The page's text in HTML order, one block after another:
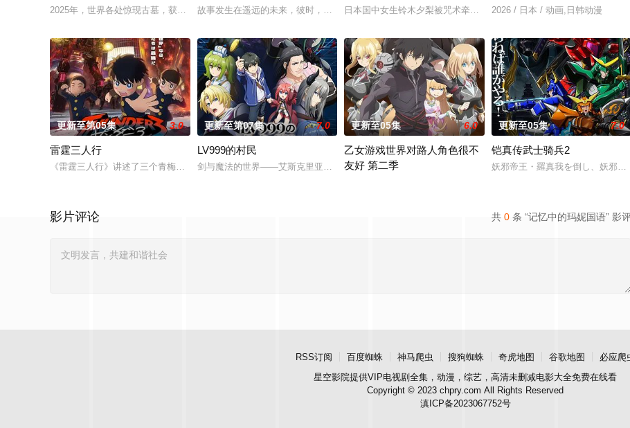
2025年，世界各处惊现古墓，获得墓中“宝物”之人便能获得先人的异能，全世界为获得宝物而疯狂。无往不利盗墓者徐浩钧，在一次任务中落入陷
故事发生在遥远的未来，彼时，大陆板块的活动令海水渐渐淹没了日本的大部分国土，人们不得不在海上建
日本国中女生铃木夕梨被咒术牵引至纪元前的赫梯帝国，并长期遭受
2026 / 日本 / 动画,日韩动漫
更新至第05集 3.0
雷霆三人行
《雷霆三人行》讲述了三个青梅竹马的挚友拼命寻找失踪少女的故事。本剧集围绕着平凡的中学生平太郎和两个好友燕和广志展开，三人被称为“小
更新至第07集 7.0
LV999的村民
剑与魔法的世界——艾斯克里亚。在这个世界里，人们生来就背负着等级与既定使命。战士、格斗家、僧侣
更新至05集 6.0
乙女游戏世界对路人角色很不
友好 第二季
更新至05集 7.0
铠真传武士骑兵2
妖邪帝王・羅真我を倒し、妖邪
共 0 条 “记忆中的玛妮国语” 影
影片评论
RSS订阅 百度蜘蛛 神马爬虫 搜狗蜘蛛 奇虎地图 谷歌地图
必应爬
星空影院提供VIP电视剧全集，动漫，综艺，高清未删减电影大全免费在线看
Copyright © 2023 chpry.com All Rights Reserved
滇ICP备2023067752号